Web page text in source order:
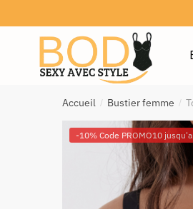
Accueil / Bustier femme /
-10% Code PROMO10